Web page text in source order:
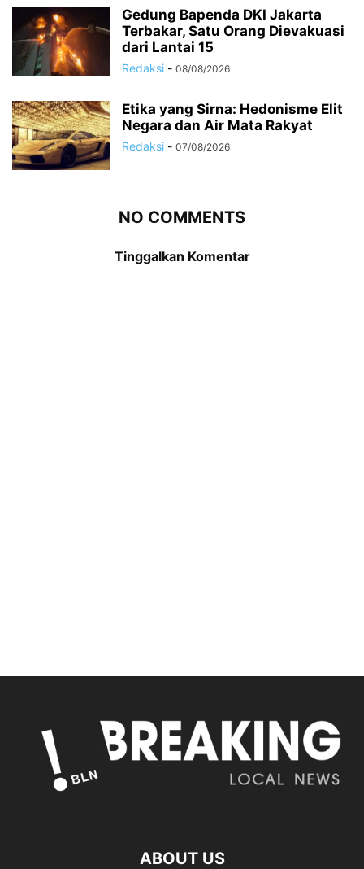
Gedung Bapenda DKI Jakarta
Terbakar, Satu Orang Dievakuasi
dari Lantai 15
Redaksi - 08/08/2026
Etika yang Sirna: Hedonisme Elit
Negara dan Air Mata Rakyat
Redaksi - 07/08/2026
NO COMMENTS
Tinggalkan Komentar
ABOUT US